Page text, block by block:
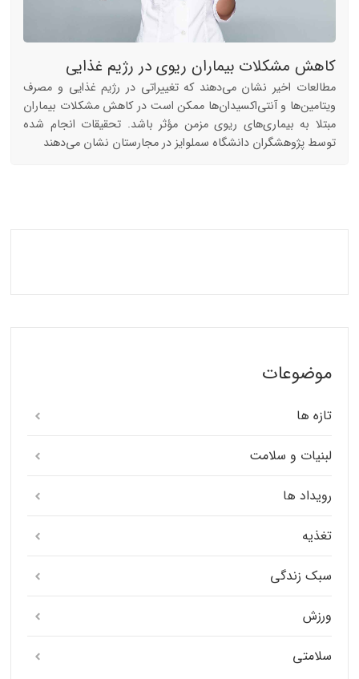
کاهش مشکلات بیماران ریوی در رژیم غذایی
مطالعات اخیر نشان می‌دهند که تغییراتی در رژیم غذایی و مصرف
ویتامین‌ها و آنتی‌اکسیدان‌ها ممکن است در کاهش مشکلات بیماران
مبتلا به بیماری‌های ریوی مزمن مؤثر باشد. تحقیقات انجام شده
توسط پژوهشگران دانشگاه سملوایز در مجارستان نشان می‌دهند
موضوعات
تازه ها
لبنیات و سلامت
رویداد ها
تغذیه
سبک زندگی
ورزش
سلامتی